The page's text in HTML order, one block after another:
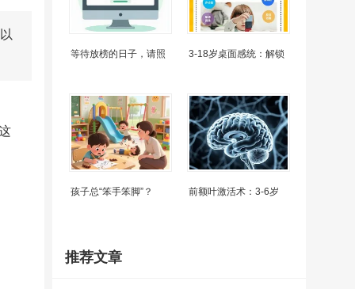
等待放榜的日子，请照 3-18岁桌面感统：解锁
孩子总“笨手笨脚”？ 前额叶激活术：3-6岁
推荐文章